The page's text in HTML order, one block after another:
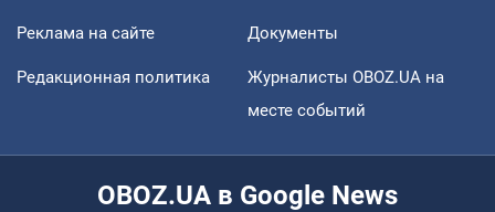
Реклама на сайте Документы
Редакционная политика
Журналисты OBOZ.UA на
месте событий
OBOZ.UA в Google News